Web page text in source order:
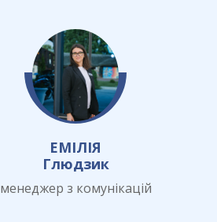
ЕМІЛІЯ
Глюдзик
менеджер з комунікацій